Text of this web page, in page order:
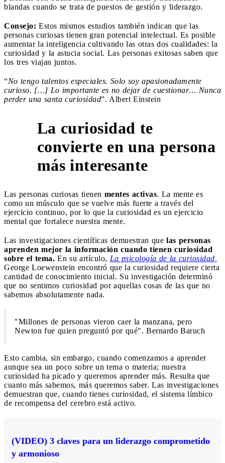
blandas cuando se trata de puestos de gestión y liderazgo.
Consejo: Estos mismos estudios también indican que las
personas curiosas tienen gran potencial intelectual. Es posible
aumentar la inteligencia cultivando las otras dos cualidades: la
curiosidad y la astucia social. Las personas exitosas saben que
los tres viajan juntos.
“No tengo talentos especiales. Solo soy apasionadamente
curioso. […] Lo importante es no dejar de cuestionar… Nunca
perder una santa curiosidad”. Albert Einstein
La curiosidad te
convierte en una persona
más interesante
Las personas curiosas tienen mentes activas. La mente es
como un músculo que se vuelve más fuerte a través del
ejercicio continuo, por lo que la curiosidad es un ejercicio
mental que fortalece nuestra mente.
Las investigaciones científicas demuestran que las personas
aprenden mejor la información cuando tienen curiosidad
sobre el tema. En su artículo, La psicología de la curiosidad
George Loewenstein encontró que la curiosidad requiere cierta
cantidad de conocimiento inicial. Su investigación determinó
que no sentimos curiosidad por aquellas cosas de las que no
sabemos absolutamente nada.
"Millones de personas vieron caer la manzana, pero
Newton fue quien preguntó por qué". Bernardo Baruch
Esto cambia, sin embargo, cuando comenzamos a aprender
aunque sea un poco sobre un tema o materia; nuestra
curiosidad ha picado y queremos aprender más. Resulta que
cuanto más sabemos, más queremos saber. Las investigaciones
demuestran que, cuando tienes curiosidad, el sistema límbico
de recompensa del cerebro está activo.
(VIDEO) 3 claves para un liderazgo comprometido
y armonioso